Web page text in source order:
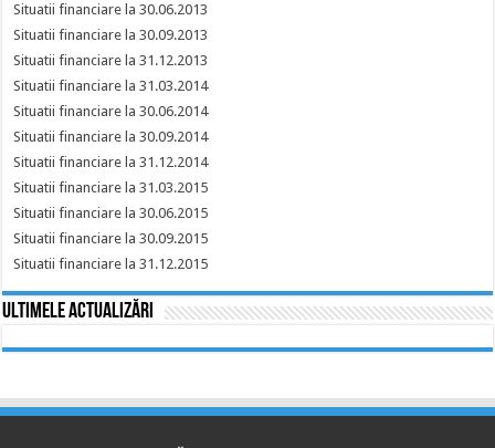
Situatii financiare la 30.06.2013
Situatii financiare la 30.09.2013
Situatii financiare la 31.12.2013
Situatii financiare la 31.03.2014
Situatii financiare la 30.06.2014
Situatii financiare la 30.09.2014
Situatii financiare la 31.12.2014
Situatii financiare la 31.03.2015
Situatii financiare la 30.06.2015
Situatii financiare la 30.09.2015
Situatii financiare la 31.12.2015
Ultimele actualizări